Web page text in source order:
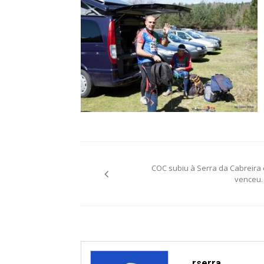
navigationCOC subiu à Serra da Cabreira